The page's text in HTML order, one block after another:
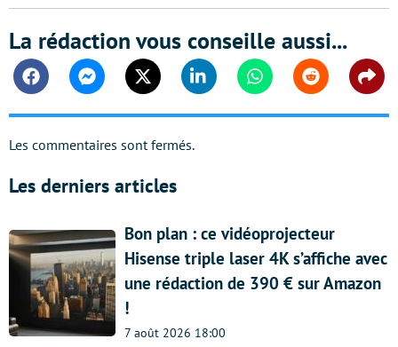
La rédaction vous conseille aussi...
FacebookMessengerTwitter Linkedin WhatsappReddit
Les commentaires sont fermés.
Les derniers articles
Bon plan : ce vidéoprojecteur
Hisense triple laser 4K s’affiche avec
une rédaction de 390 € sur Amazon
!
7 août 2026 18:00